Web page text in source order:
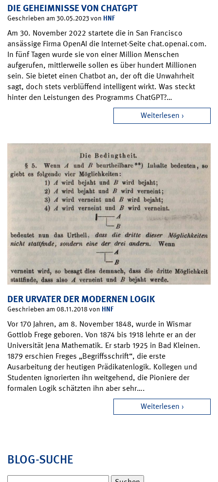
DIE GEHEIMNISSE VON CHATGPT
Geschrieben am 30.05.2023 von HNF
Am 30. November 2022 startete die in San Francisco
ansässige Firma OpenAI die Internet-Seite chat.openai.com.
In fünf Tagen wurde sie von einer Million Menschen
aufgerufen, mittlerweile sollen es über hundert Millionen
sein. Sie bietet einen Chatbot an, der oft die Unwahrheit
sagt, doch stets verblüffend intelligent wirkt. Was steckt
hinter den Leistungen des Programms ChatGPT?…
Weiterlesen
DER URVATER DER MODERNEN LOGIK
Geschrieben am 08.11.2018 von HNF
Vor 170 Jahren, am 8. November 1848, wurde in Wismar
Gottlob Frege geboren. Von 1874 bis 1918 lehrte er an der
Universität Jena Mathematik. Er starb 1925 in Bad Kleinen.
1879 erschien Freges „Begriffsschrift“, die erste
Ausarbeitung der heutigen Prädikatenlogik. Kollegen und
Studenten ignorierten ihn weitgehend, die Pioniere der
formalen Logik schätzten ihn aber sehr….
Weiterlesen
BLOG-SUCHE